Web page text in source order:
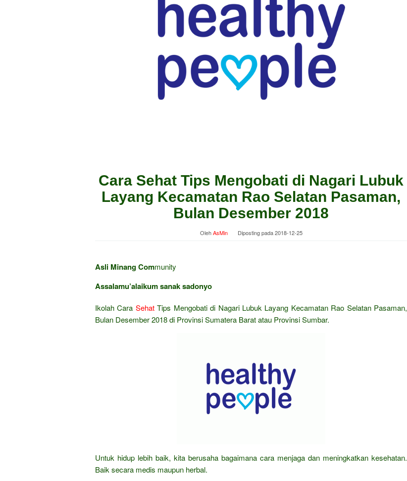
Cara Sehat Tips Mengobati di Nagari Lubuk
Layang Kecamatan Rao Selatan Pasaman,
Bulan Desember 2018
OlehAsMin Diposting pada2018-12-25
Asli Minang Community
Assalamu’alaikum sanak sadonyo
Ikolah Cara SehatTips Mengobati di Nagari Lubuk Layang Kecamatan Rao Selatan Pasaman,
Bulan Desember 2018 di Provinsi Sumatera Barat atau Provinsi Sumbar.
Untuk hidup lebih baik, kita berusaha bagaimana cara menjaga dan meningkatkan kesehatan.
Baik secara medis maupun herbal.